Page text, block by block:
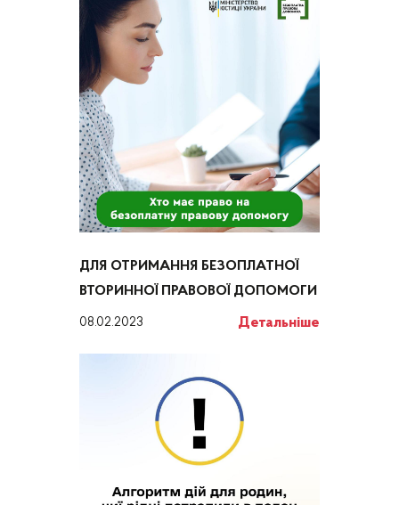
ДЛЯ ОТРИМАННЯ БЕЗОПЛАТНОЇ
ВТОРИННОЇ ПРАВОВОЇ ДОПОМОГИ
08.02.2023 Детальніше